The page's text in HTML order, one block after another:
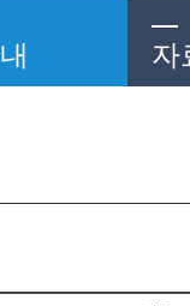
자